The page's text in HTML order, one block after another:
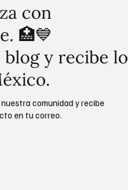
con
🏥💙
y recibe lo
comunidad y recibe
en tu correo.